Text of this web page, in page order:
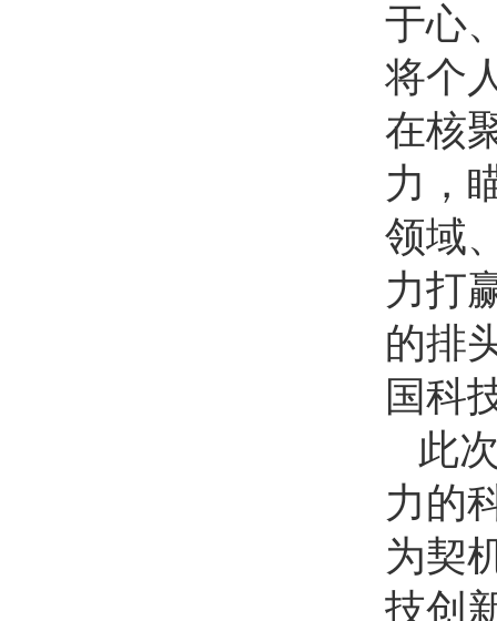
于心
将个
在核
力，
领域
力打
的排
国科
此
力的
为契
技创